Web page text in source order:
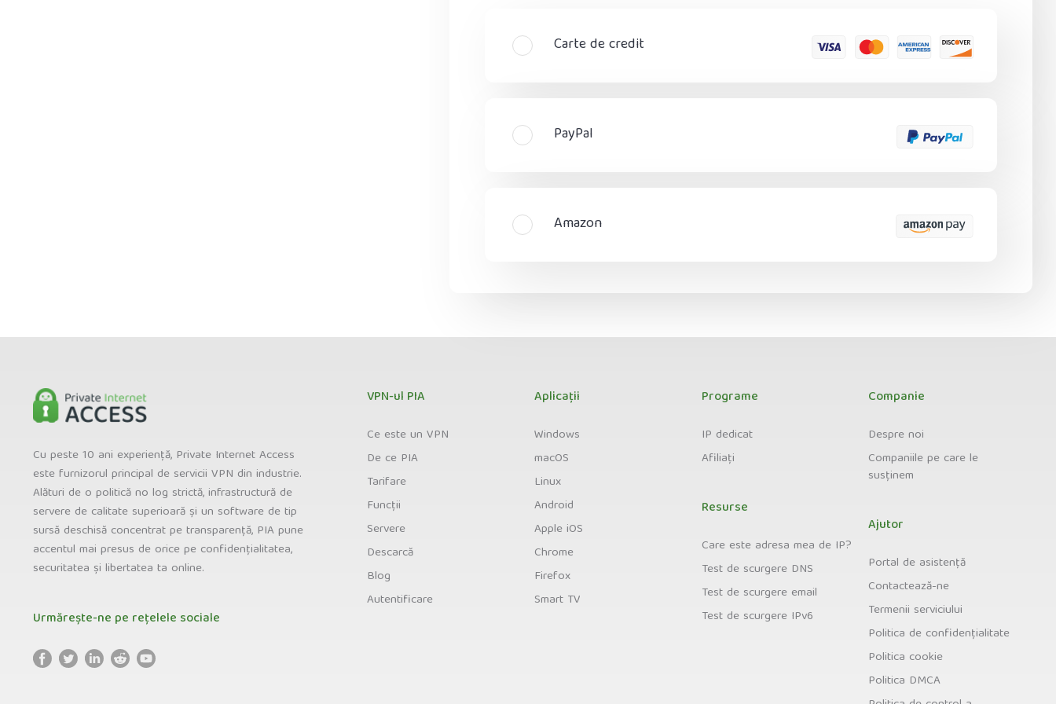
Carte de credit
PayPal
Amazon
Cu peste 10 ani experiență, Private Internet Access
este furnizorul principal de servicii VPN din industrie.
Alături de o politică no log strictă, infrastructură de
servere de calitate superioară și un software de tip
sursă deschisă concentrat pe transparență, PIA pune
accentul mai presus de orice pe confidențialitatea,
securitatea și libertatea ta online.
Urmărește-ne pe rețelele sociale
VPN-ul PIA
Ce este un VPN
De ce PIA
Tarifare
Funcții
Servere
Descarcă
Blog
Autentificare
Aplicații
Windows
macOS
Linux
Android
Apple iOS
Chrome
Firefox
Smart TV
Programe
IP dedicat
Afiliați
Resurse
Care este adresa mea de IP?
Test de scurgere DNS
Test de scurgere email
Test de scurgere IPv6
Companie
Despre noi
Companiile pe care le
susținem
Ajutor
Portal de asistență
Contactează-ne
Termenii serviciului
Politica de confidențialitate
Politica cookie
Politica DMCA